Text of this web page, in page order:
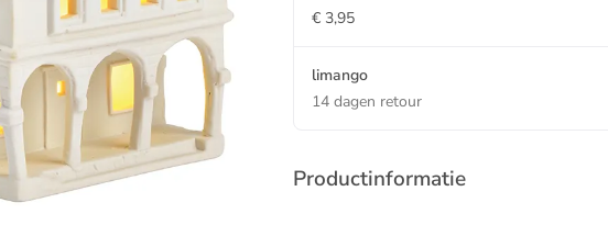
€ 3,95
limango
14 dagen retour
Productinformatie